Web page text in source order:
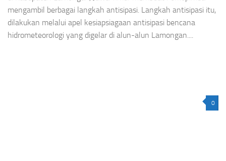
mengambil berbagai langkah antisipasi. Langkah antisipasi itu,
dilakukan melalui apel kesiapsiagaan antisipasi bencana
hidrometeorologi yang digelar di alun-alun Lamongan....
0